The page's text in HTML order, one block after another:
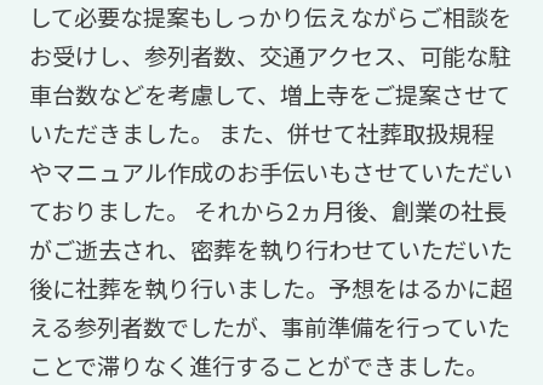
して必要な提案もしっかり伝えながらご相談を
お受けし、参列者数、交通アクセス、可能な駐
車台数などを考慮して、増上寺をご提案させて
いただきました。 また、併せて社葬取扱規程
やマニュアル作成のお手伝いもさせていただい
ておりました。 それから2ヵ月後、創業の社長
がご逝去され、密葬を執り行わせていただいた
後に社葬を執り行いました。予想をはるかに超
える参列者数でしたが、事前準備を行っていた
ことで滞りなく進行することができました。